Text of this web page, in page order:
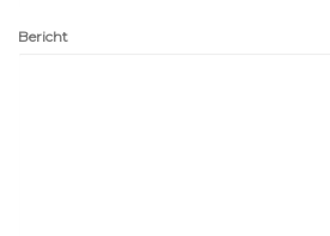
Bericht